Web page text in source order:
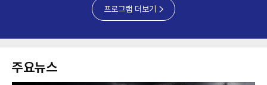
프로그램 더보기
주요뉴스